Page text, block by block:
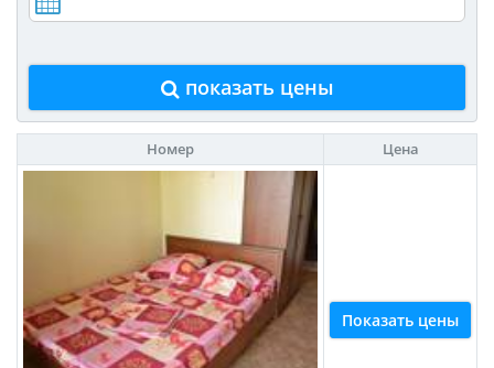
показать цены
Номер Цена
Показать цены